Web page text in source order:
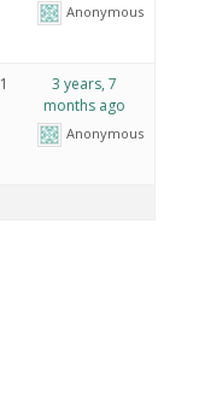
Anonymous
1
3 years, 7
months ago
Anonymous